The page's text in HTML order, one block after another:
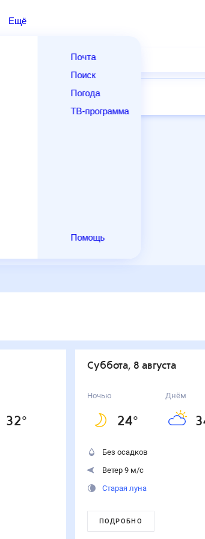
Ещё
Почта
Поиск
Погода
ТВ-программа
Помощь
Выходные
32°
суббота, 8 августа
Ночью
24°
Днём
Без осадков
Ветер 9 м/с
Старая луна
ПОДРОБНО